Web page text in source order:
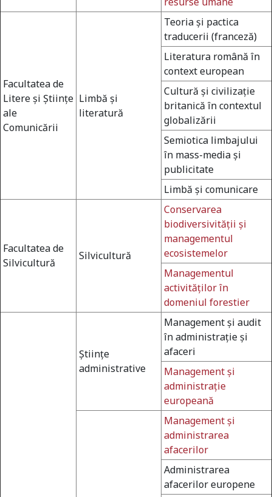
Facultatea de
Litere şi Ştiinţe
ale
Comunicării
Limbă şi
literatură
Teoria şi pactica
traducerii (franceză)
Literatura română în
context european
Cultură şi civilizaţie
britanică în contextul
globalizării
Semiotica limbajului
în mass-media şi
publicitate
Limbă şi comunicare
Facultatea de
Silvicultură
Silvicultură
Conservarea
biodiversivităţii şi
managementul
ecosistemelor
Managementul
activităţilor în
domeniul forestier
Ştiinţe
administrative
Management şi audit
în administraţie şi
afaceri
Management şi
administraţie
europeană
Management şi
administrarea
afacerilor
Administrarea
afacerilor europene